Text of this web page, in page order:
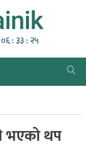
०६ : ३३ : २५
भएको थप